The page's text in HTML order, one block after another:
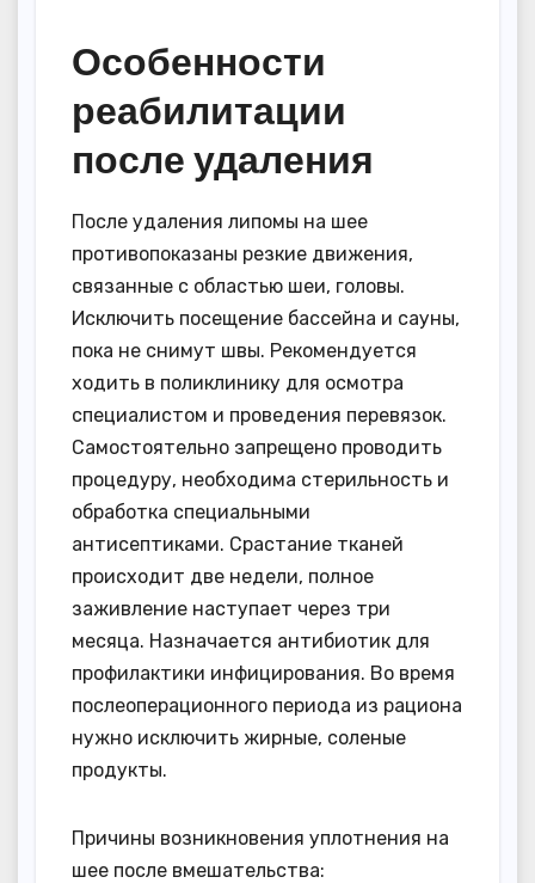
Особенности
реабилитации
после удаления
После удаления липомы на шее
противопоказаны резкие движения,
связанные с областью шеи, головы.
Исключить посещение бассейна и сауны,
пока не снимут швы. Рекомендуется
ходить в поликлинику для осмотра
специалистом и проведения перевязок.
Самостоятельно запрещено проводить
процедуру, необходима стерильность и
обработка специальными
антисептиками. Срастание тканей
происходит две недели, полное
заживление наступает через три
месяца. Назначается антибиотик для
профилактики инфицирования. Во время
послеоперационного периода из рациона
нужно исключить жирные, соленые
продукты.
Причины возникновения уплотнения на
шее после вмешательства: